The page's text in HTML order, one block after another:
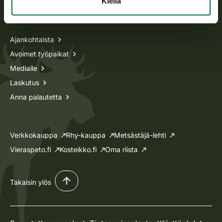
Tietoa meistä
Ajankohtaista
Avoimet työpaikat
Medialle
Laskutus
Anna palautetta
Verkkokauppa Rhy-kauppa
Metsästäjä-lehti
Vieraspeto.fi
Kosteikko.fi Oma riista
Takaisin ylös